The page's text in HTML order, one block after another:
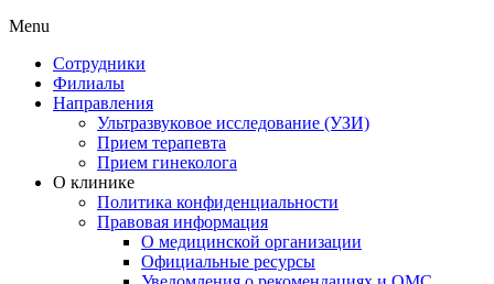
Menu
Сотрудники
Филиалы
Направления
Ультразвуковое исследование (УЗИ)
Прием терапевта
Прием гинеколога
О клинике
Политика конфиденциальности
Правовая информация
О медицинской организации
Официальные ресурсы